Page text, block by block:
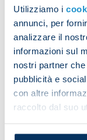
Utilizziamo i
annunci, per
analizzare il
informazioni sul
nostri partner
pubblicità e
con altre
raccolto dal suo
Date
03/10/2021
06/01/2022